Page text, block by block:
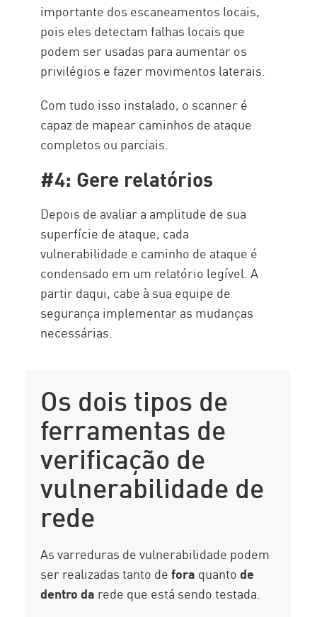
importante dos escaneamentos locais,
pois eles detectam falhas locais que
podem ser usadas para aumentar os
privilégios e fazer movimentos laterais.
Com tudo isso instalado, o scanner é
capaz de mapear caminhos de ataque
completos ou parciais.
#4: Gere relatórios
Depois de avaliar a amplitude de sua
superfície de ataque, cada
vulnerabilidade e caminho de ataque é
condensado em um relatório legível. A
partir daqui, cabe à sua equipe de
segurança implementar as mudanças
necessárias.
Os dois tipos de
ferramentas de
verificação de
vulnerabilidade de
rede
As varreduras de vulnerabilidade podem
ser realizadas tanto defora quanto de
dentro da rede que está sendo testada.